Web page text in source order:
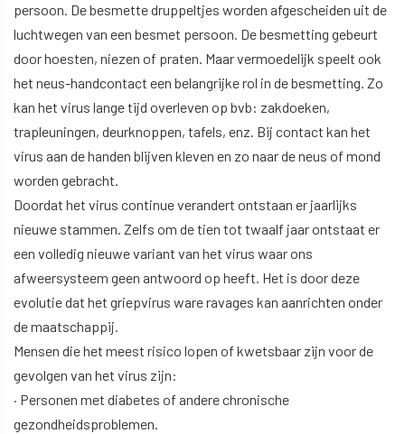
persoon. De besmette druppeltjes worden afgescheiden uit de
luchtwegen van een besmet persoon. De besmetting gebeurt
door hoesten, niezen of praten. Maar vermoedelijk speelt ook
het neus-handcontact een belangrijke rol in de besmetting. Zo
kan het virus lange tijd overleven op bvb: zakdoeken,
trapleuningen, deurknoppen, tafels, enz. Bij contact kan het
virus aan de handen blijven kleven en zo naar de neus of mond
worden gebracht.
Doordat het virus continue verandert ontstaan er jaarlijks
nieuwe stammen. Zelfs om de tien tot twaalf jaar ontstaat er
een volledig nieuwe variant van het virus waar ons
afweersysteem geen antwoord op heeft. Het is door deze
evolutie dat het griepvirus ware ravages kan aanrichten onder
de maatschappij.
Mensen die het meest risico lopen of kwetsbaar zijn voor de
gevolgen van het virus zijn:
· Personen met diabetes of andere chronische
gezondheidsproblemen.